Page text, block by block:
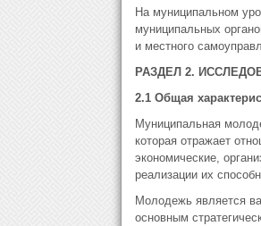
На муниципальном
муниципальных
и местного
РАЗДЕЛ 2.
2.1 Общая
Муниципальная
которая отражает
экономические,
реализации их
Молодежь является
основным